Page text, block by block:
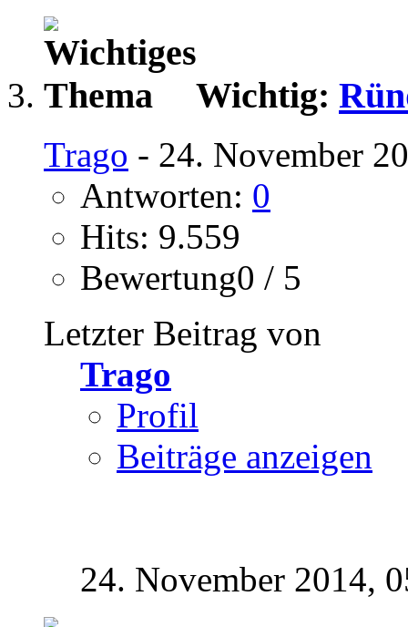
Wichtig:
Trago - 24. November
Antworten: 0
Hits: 9.559
Bewertung0 / 5
Letzter Beitrag von
Trago
Profil
Beiträge anzeigen
24. November 2014,